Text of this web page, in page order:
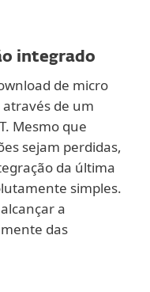
integrado
de micro
de um
Mesmo que
sejam perdidas,
da última
simples.
a
das